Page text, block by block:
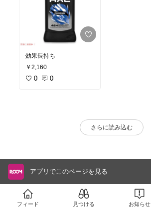
効果長持ち
￥2,160
0 0
さらに読み込む
アプリでこのページを見る
フィード 見つける お知らせ